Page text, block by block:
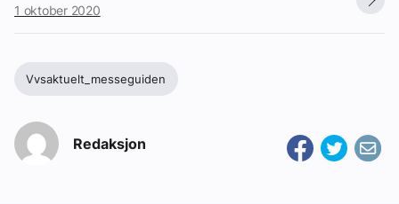
1 oktober 2020
Vvsaktuelt_messeguiden
Redaksjon